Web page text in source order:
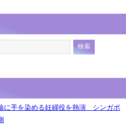
に手を染める妊婦役を熱演 シンガポ